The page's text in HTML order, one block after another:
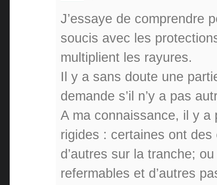
J’essaye de comprendre
soucis avec les
multiplient les rayures.
Il y a sans doute une
demande s’il n’y a pas
A ma connaissance, il y
rigides : certaines ont
d’autres sur la tranche;
refermables et d’autres